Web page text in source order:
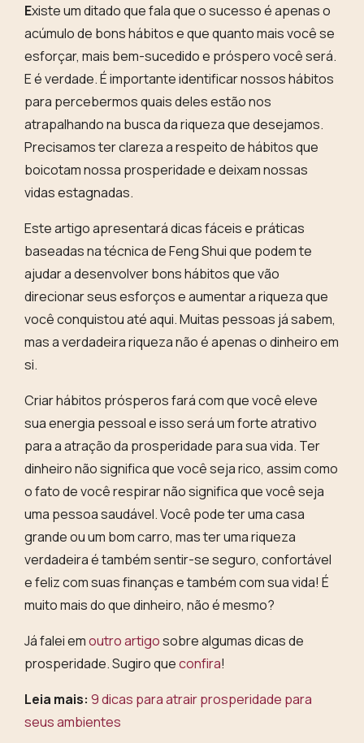
Existe um ditado que fala que osucesso é apenas o
acúmulo de bons hábitose que quanto mais você se
esforçar, mais bem-sucedido e próspero você será.
E é verdade. É importante identificar nossos hábitos
para percebermos quais deles estão nos
atrapalhando na busca da riqueza que desejamos.
Precisamos ter clareza a respeito de hábitos que
boicotam nossa prosperidade e deixam nossas
vidas estagnadas.
Este artigo apresentará dicas fáceis e práticas
baseadas na técnica de Feng Shui que podem te
ajudar a desenvolver bons hábitos que vão
direcionar seus esforços e aumentar ariqueza que
você conquistou até aqui. Muitas pessoas já sabem,
masa verdadeira riqueza não é apenas o dinheiro em
si.
Criar hábitos prósperos fará com que você eleve
sua energia pessoal e isso será um forte atrativo
para a atração da prosperidade para sua vida. Ter
dinheiro não significa que você seja rico, assim como
o fato de você respirar não significa que você seja
uma pessoa saudável. Você pode ter uma casa
grande ou um bom carro, mas ter uma riqueza
verdadeira é também sentir-se seguro, confortável
e feliz com suas finanças e também com sua vida! É
muito mais do que dinheiro, não é mesmo?
Já falei emoutro artigosobre algumas dicas de
prosperidade. Sugiro queconfira!
Leia mais: 9 dicas para atrair prosperidade para
seus ambientes